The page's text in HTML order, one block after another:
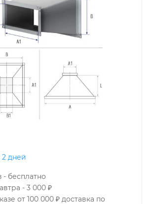
2 дней
бесплатно
- 3 000 ₽
от 100 000 ₽ доставка по